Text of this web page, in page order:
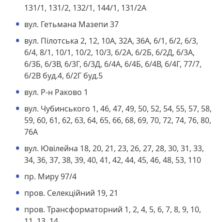
131/1, 131/2, 132/1, 144/1, 131/2А
вул. Гетьмана Мазепи 37
вул. Пілотська 2, 12, 10А, 32А, 36А, 6/1, 6/2, 6/3,
6/4, 8/1, 10/1, 10/2, 10/3, 6/2А, 6/2Б, 6/2Д, 6/3А,
6/3Б, 6/3В, 6/3Г, 6/3Д, 6/4А, 6/4Б, 6/4В, 6/4Г, 77/7,
6/2В буд.4, 6/2Г буд.5
вул. Р-н Раково 1
вул. Чубинського 1, 46, 47, 49, 50, 52, 54, 55, 57, 58,
59, 60, 61, 62, 63, 64, 65, 66, 68, 69, 70, 72, 74, 76, 80,
76А
вул. Ювілейна 18, 20, 21, 23, 26, 27, 28, 30, 31, 33,
34, 36, 37, 38, 39, 40, 41, 42, 44, 45, 46, 48, 53, 110
пр. Миру 97/4
пров. Селекційний 19, 21
пров. Трансформаторний 1, 2, 4, 5, 6, 7, 8, 9, 10,